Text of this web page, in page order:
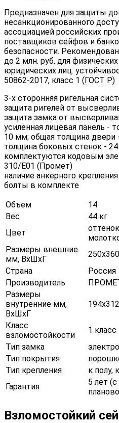
Предназначен для защиты
несанкционированного
ассоциацией российских
поставщиков сейфов и
безопасности.
до 2 млн. руб. для
юридических лиц.
50862-2017, класс 1 (ГОСТ Р)
3-х сторонняя ригельная
защита ригелей от
защита замка от
усиленная лицевая панель -
10 мм; общая толщина двери
толщина боковых стенок -
комплектуются кодовым
310/E01 (Промет)
наличие анкерного
болты в комплекте
Объем
14
Вес
44 кг
Цвет
Размеры внешние
мм, ВхШхГ
Страна
Россия
Производитель
Размеры
внутренние мм,
ВхШхГ
Класс
взломостойкости
1 класс
Тип замка
Тип покрытия
Тип крепления
к полу,
Гарантия
5 лет
Взломостойкий